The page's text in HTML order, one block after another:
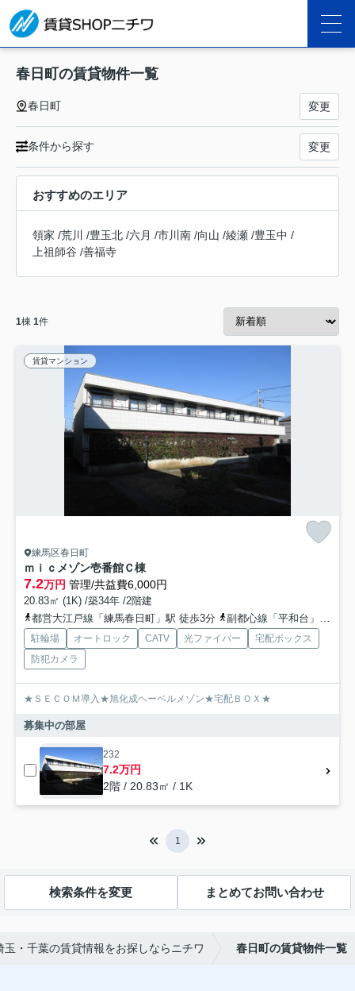
春日町の賃貸物件一覧
春日町 変更
条件から探す 変更
おすすめのエリア
領家 /荒川 /豊玉北 /六月 /市川南 /向山 /綾瀬 /豊玉中 /
上祖師谷 /善福寺
1棟 1件
賃貸マンション
練馬区春日町
ｍｉｃメゾン壱番館Ｃ棟
7.2万円 管理/共益費6,000円
20.83㎡ (1K) /築34年 /2階建
都営大江戸線「練馬春日町」駅 徒歩3分
副都心線「平和台」駅 徒歩17分
駐輪場 オートロック CATV 光ファイバー
宅配ボックス
防犯カメラ
★ＳＥＣＯＭ導入★旭化成ヘーベルメゾン★宅配ＢＯＸ★
募集中の部屋
232
7.2万円
2階 / 20.83㎡ / 1K
1
検索条件を変更 まとめてお問い合わせ
玉・千葉の賃貸情報をお探しならニチワ 春日町の賃貸物件一覧